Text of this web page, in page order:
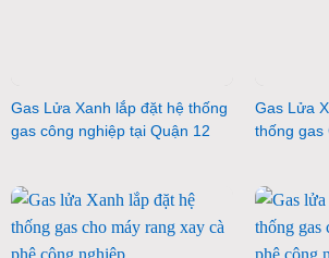
Gas Lửa Xanh lắp đặt hệ thống
gas công nghiệp tại Quận 12
Gas Lửa
thống gas